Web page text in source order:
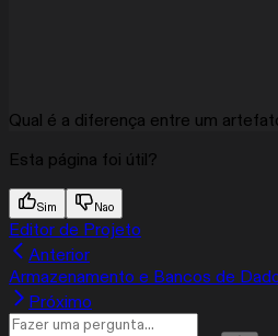
Qual é a diferença entre um
Esta página foi útil?
Sim Nao
Editor de Projeto
Anterior
Armazenamento e Bancos de
Próximo